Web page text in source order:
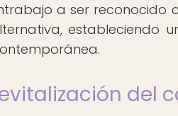
a ser reconocido
estableciendo
del